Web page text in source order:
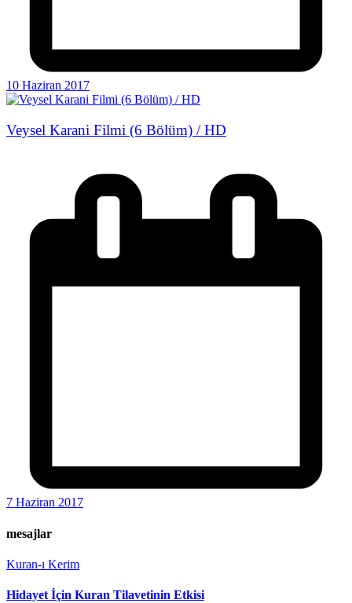
10 Haziran 2017
Veysel Karani Filmi (6 Bölüm) / HD
7 Haziran 2017
mesajlar
Kuran-ı Kerim
Hidayet İçin Kuran Tilavetinin Etkisi